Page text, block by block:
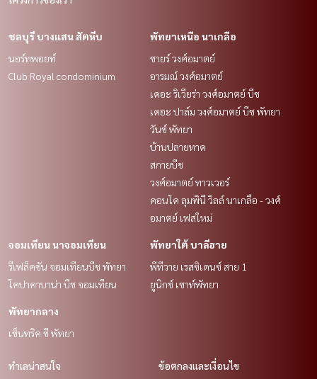
ชลบุรี บางแสน สัตหีบ
นอร์ทพอยท์
Club Royal condominium
พัทยาเหนือ นาเกลือ
ซายร์ วงศ์อมาตย์
อารมณ์ วงศ์อมาตย์
เดอะ ริเวียร่า วงศ์อมาตย์ บีช
เดอะ ปาล์ม วงศ์อมาตย์ บีช พัทยา
วันซ์ พัทยา
บ้านปลายหาด
สกายบีช
วงศ์อมาตย์ ทาวเวอร์
คอนโด ลุมพินี วิลล์ นาเกลือ - วงศ์
อมาตย์ เฟสใหม่
จอมเทียน นาจอมเทียน
รีเฟล็คชัน จอมเทียนบีช พัทยา
โคปาคาบาน่า บีช จอมเทียน
พัทยาใต้ บาลีฮาย
พีทีวาย เรสซิเดนซ์ สาย 1
ยูนิกซ์ เซาท์พัทยา
พัทยากลาง
เซ็นทริค ซี พัทยา
ทำเลน่าสนใจ ข้อตกลงและเงื่อนไข